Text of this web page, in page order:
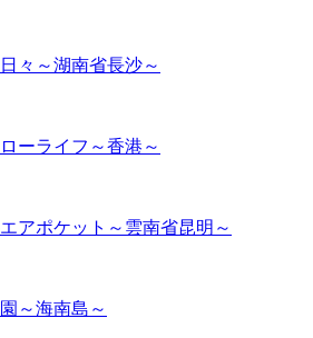
々～湖南省長沙～
ーライフ～香港～
アポケット～雲南省昆明～
～海南島～